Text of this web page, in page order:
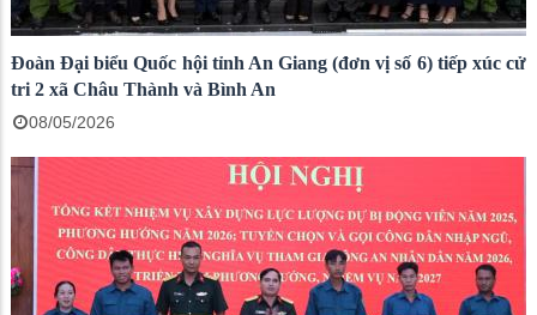
Đoàn Đại biểu Quốc hội tỉnh An Giang (đơn vị số 6) tiếp xúc cử
tri 2 xã Châu Thành và Bình An
08/05/2026